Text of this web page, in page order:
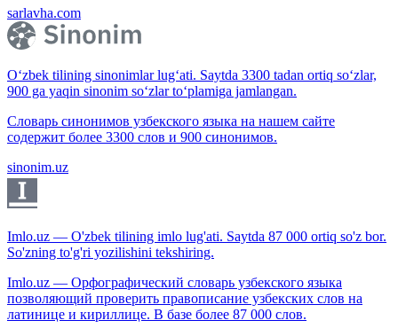
sarlavha.com
O‘zbek tilining sinonimlar lug‘ati. Saytda 3300 tadan ortiq so‘zlar,
900 ga yaqin sinonim so‘zlar to‘plamiga jamlangan.
Словарь синонимов узбекского языка на нашем сайте
содержит более 3300 слов и 900 синонимов.
sinonim.uz
Imlo.uz — O'zbek tilining imlo lug'ati. Saytda 87 000 ortiq so'z bor.
So'zning to'g'ri yozilishini tekshiring.
Imlo.uz — Орфографический словарь узбекского языка
позволяющий проверить правописание узбекских слов на
латинице и кириллице. В базе более 87 000 слов.